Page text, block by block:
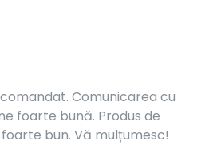
Comunicarea cu
foarte bună. Produs de
bun. Vă mulțumesc!